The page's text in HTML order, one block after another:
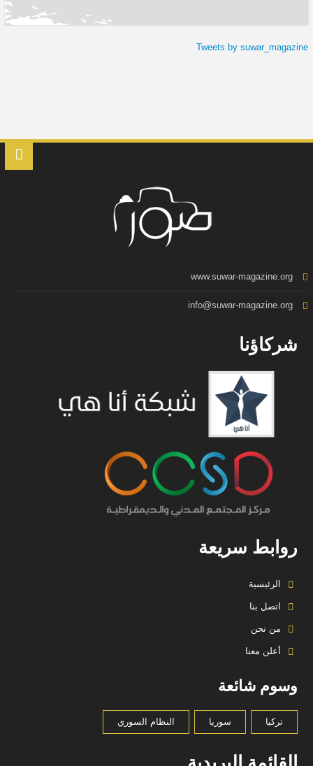
Tweets by suwar_magazine
www.suwar-magazine.org
info@suwar-magazine.org
شركاؤنا
روابط سريعة
الرئيسية
اتصل بنا
من نحن
أعلن معنا
وسوم شائعة
تركيا سوريا النظام السوري